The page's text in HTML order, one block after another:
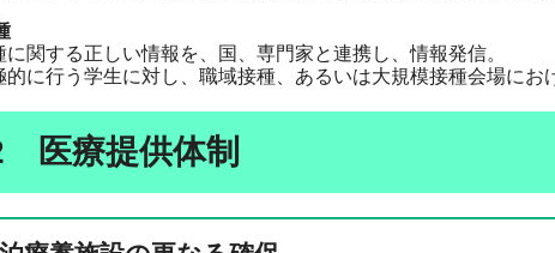
に関する正しい情報を、国、専門家と連携し、情報発信。
的に行う学生に対し、職域接種、あるいは大規模接種会場に
医療提供体制